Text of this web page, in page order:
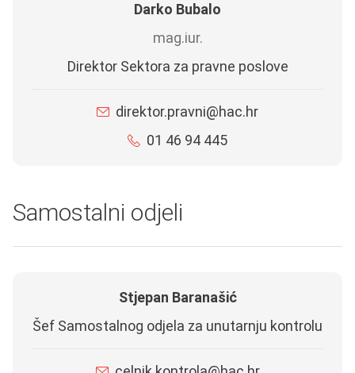
Darko Bubalo
mag.iur.
Direktor Sektora za pravne poslove
direktor.pravni@hac.hr
01 46 94 445
Samostalni odjeli
Stjepan Baranašić
Šef Samostalnog odjela za unutarnju kontrolu